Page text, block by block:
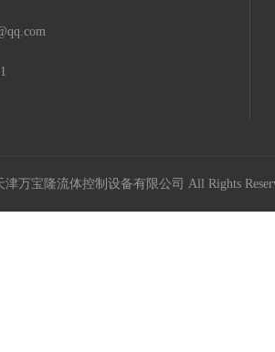
津万宝隆流体控制设备有限公司 All Rights